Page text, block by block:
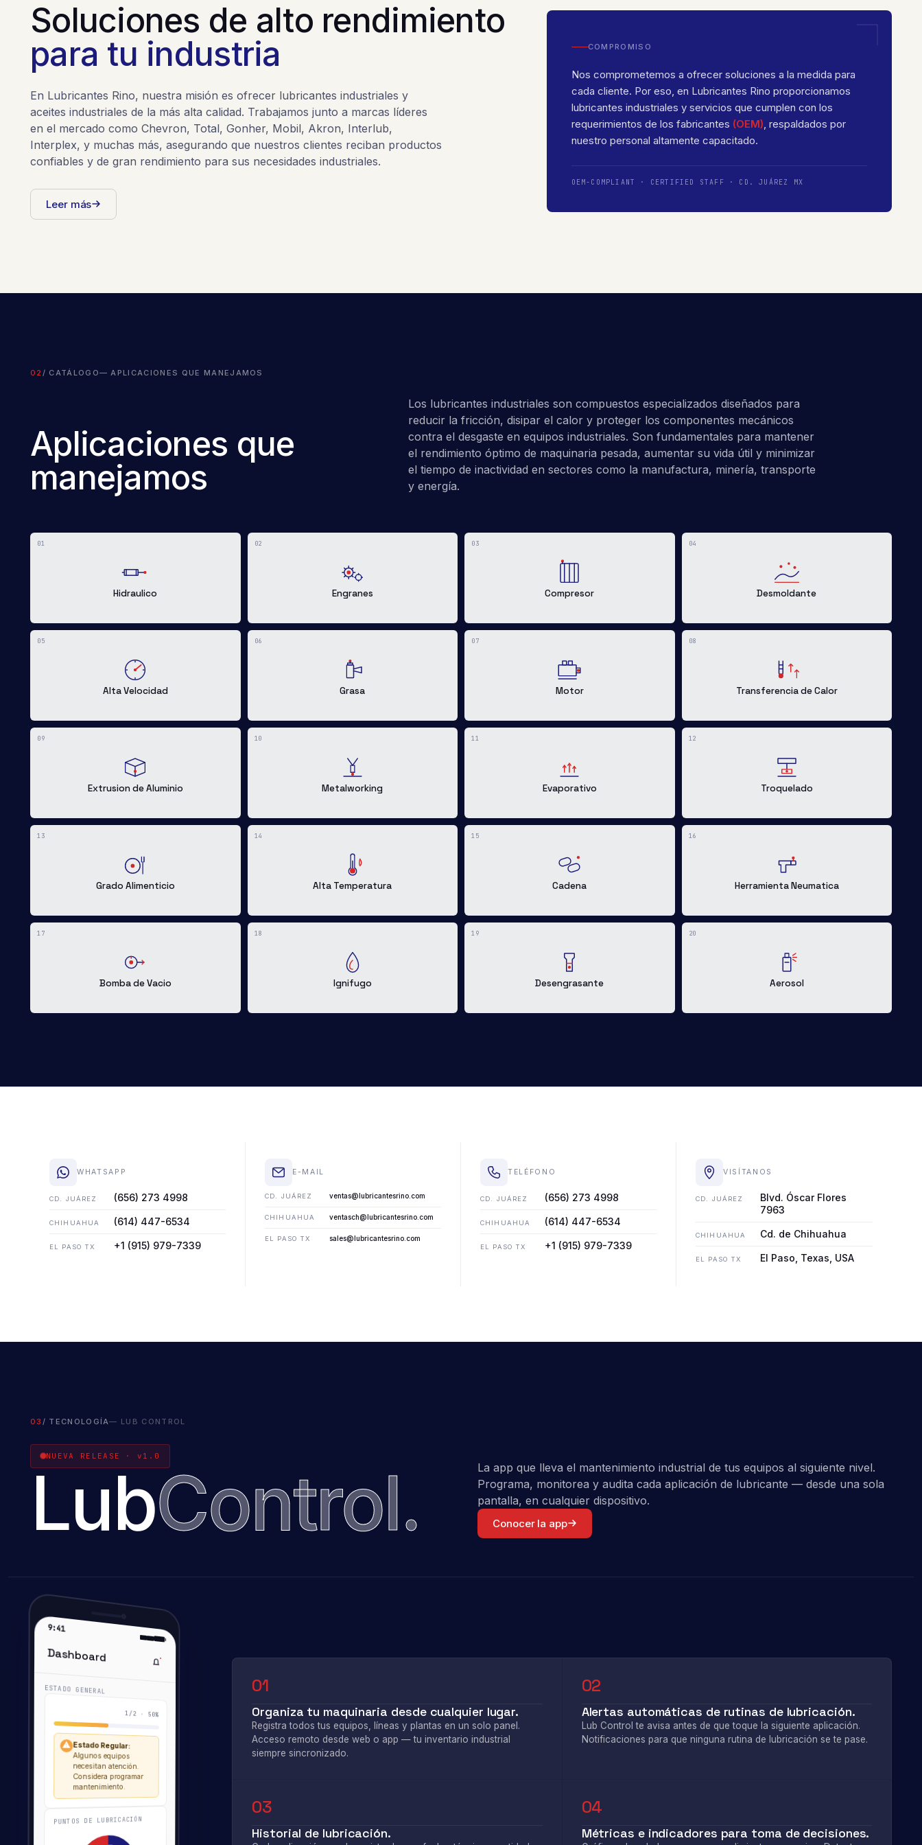
Soluciones de alto rendimiento
para tu industria
En Lubricantes Rino, nuestra misión es ofrecer lubricantes industriales y
aceites industriales de la más alta calidad. Trabajamos junto a marcas líderes
en el mercado como Chevron, Total, Gonher, Mobil, Akron, Interlub,
Interplex, y muchas más, asegurando que nuestros clientes reciban productos
confiables y de gran rendimiento para sus necesidades industriales.
Leer más
COMPROMISO
Nos comprometemos a ofrecer soluciones a la medida para
cada cliente. Por eso, en Lubricantes Rino proporcionamos
lubricantes industriales y servicios que cumplen con los
requerimientos de los fabricantes (OEM), respaldados por
nuestro personal altamente capacitado.
OEM-COMPLIANT · CERTIFIED STAFF · CD. JUÁREZ MX
02 / CATÁLOGO— APLICACIONES QUE MANEJAMOS
Aplicaciones que
manejamos
Los lubricantes industriales son compuestos especializados diseñados para
reducir la fricción, disipar el calor y proteger los componentes mecánicos
contra el desgaste en equipos industriales. Son fundamentales para mantener
el rendimiento óptimo de maquinaria pesada, aumentar su vida útil y minimizar
el tiempo de inactividad en sectores como la manufactura, minería, transporte
y energía.
01
Hidraulico
02
Engranes
03
Compresor
04
Desmoldante
05
Alta Velocidad
06
Grasa
07
Motor
08
Transferencia de Calor
09
Extrusion de Aluminio
10
Metalworking
11
Evaporativo
12
Troquelado
13
Grado Alimenticio
14
Alta Temperatura
15
Cadena
16
Herramienta Neumatica
17
Bomba de Vacio
18
Ignifugo
19
Desengrasante
20
Aerosol
WHATSAPP
CD. JUÁREZ (656) 273 4998
CHIHUAHUA (614) 447-6534
EL PASO TX +1 (915) 979-7339
E-MAIL
CD. JUÁREZ ventas@lubricantesrino.com
CHIHUAHUA ventasch@lubricantesrino.com
EL PASO TX sales@lubricantesrino.com
TELÉFONO
CD. JUÁREZ (656) 273 4998
CHIHUAHUA (614) 447-6534
EL PASO TX +1 (915) 979-7339
VISÍTANOS
CD. JUÁREZ
Blvd. Óscar Flores
7963
CHIHUAHUA Cd. de Chihuahua
EL PASO TX El Paso, Texas, USA
03 / TECNOLOGÍA— LUB CONTROL
NUEVA RELEASE · v1.0
LubControl.
La app que lleva el mantenimiento industrial de tus equipos al siguiente nivel.
Programa, monitorea y audita cada aplicación de lubricante — desde una sola
pantalla, en cualquier dispositivo.
Conocer la app
9:41
Dashboard
ESTADO GENERAL
1/2 · 50%
⚠ Estado Regular:
Algunos equipos
necesitan atención.
Considera programar
mantenimiento.
PUNTOS DE LUBRICACIÓN
01
Organiza tu maquinaria desde cualquier lugar.
Registra todos tus equipos, líneas y plantas en un solo panel.
Acceso remoto desde web o app — tu inventario industrial
siempre sincronizado.
02
Alertas automáticas de rutinas de lubricación.
Lub Control te avisa antes de que toque la siguiente aplicación.
Notificaciones para que ninguna rutina de lubricación se te pase.
03
Historial de lubricación.
04
Métricas e indicadores para toma de decisiones.